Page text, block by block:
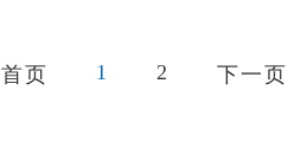
首页 1 2 下一页